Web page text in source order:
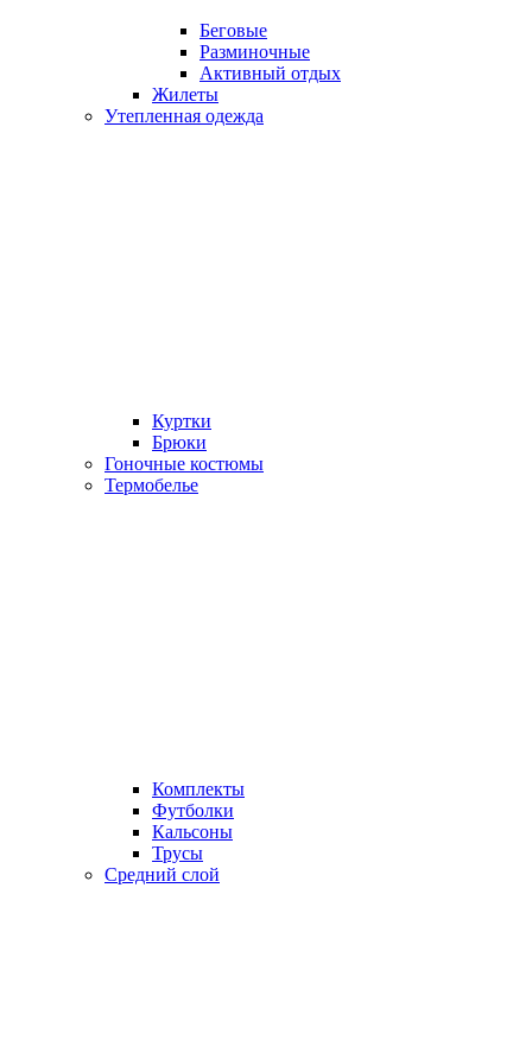
Беговые
Разминочные
Активный отдых
Жилеты
Утепленная одежда
Куртки
Брюки
Гоночные костюмы
Термобелье
Комплекты
Футболки
Кальсоны
Трусы
Средний слой